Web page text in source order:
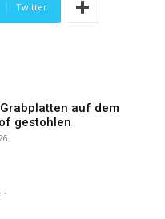
Twitter
auf dem
gestohlen
-